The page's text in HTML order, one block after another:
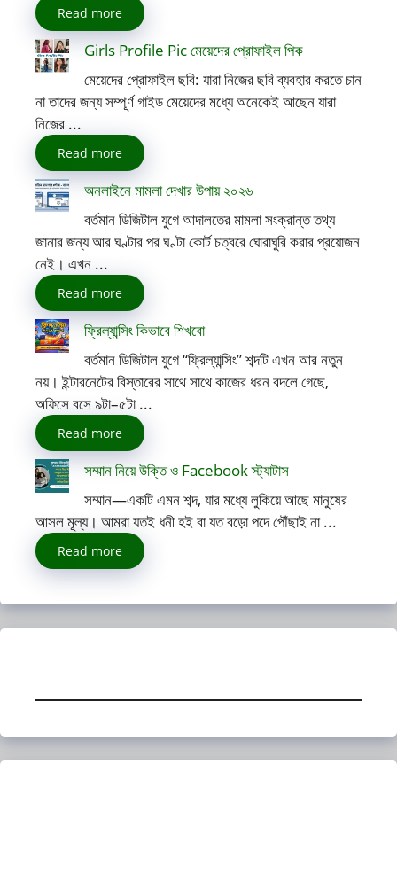
Read more
Girls Profile Pic মেয়েদের প্রোফাইল পিক
মেয়েদের প্রোফাইল ছবি: যারা নিজের ছবি ব্যবহার করতে চান
না তাদের জন্য সম্পূর্ণ গাইড মেয়েদের মধ্যে অনেকেই আছেন যারা
নিজের ...
Read more
অনলাইনে মামলা দেখার উপায় ২০২৬
বর্তমান ডিজিটাল যুগে আদালতের মামলা সংক্রান্ত তথ্য
জানার জন্য আর ঘণ্টার পর ঘণ্টা কোর্ট চত্বরে ঘোরাঘুরি করার প্রয়োজন
নেই। এখন ...
Read more
ফ্রিল্যান্সিং কিভাবে শিখবো
বর্তমান ডিজিটাল যুগে “ফ্রিল্যান্সিং” শব্দটি এখন আর নতুন
নয়। ইন্টারনেটের বিস্তারের সাথে সাথে কাজের ধরন বদলে গেছে,
অফিসে বসে ৯টা–৫টা ...
Read more
সম্মান নিয়ে উক্তি ও Facebook স্ট্যাটাস
সম্মান—একটি এমন শব্দ, যার মধ্যে লুকিয়ে আছে মানুষের
আসল মূল্য। আমরা যতই ধনী হই বা যত বড়ো পদে পৌঁছাই না ...
Read more